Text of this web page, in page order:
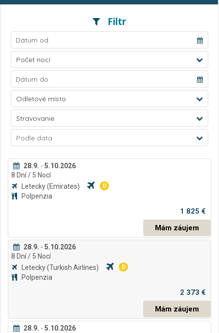
Filtr
Počet nocí
Odletové místo
Stravovanie
Podle data
28.9. - 5.10.2026
8 Dní/ 5 Nocí
Letecky(Emirates) D
Polpenzia
1 825 €
Mám záujem
28.9. - 5.10.2026
8 Dní/ 5 Nocí
Letecky(Turkish Airlines) D
Polpenzia
2 373 €
Mám záujem
28.9. - 5.10.2026